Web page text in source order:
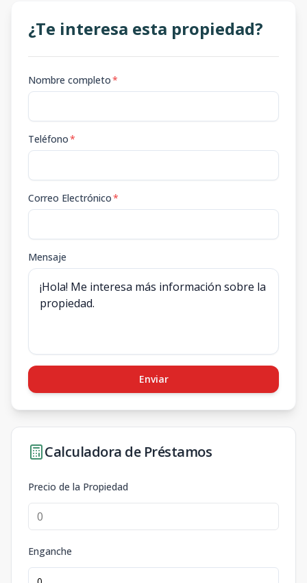
¿Te interesa esta propiedad?
Nombre completo*
Teléfono*
Correo Electrónico*
Mensaje
Enviar
Calculadora de Préstamos
Precio de la Propiedad
Enganche